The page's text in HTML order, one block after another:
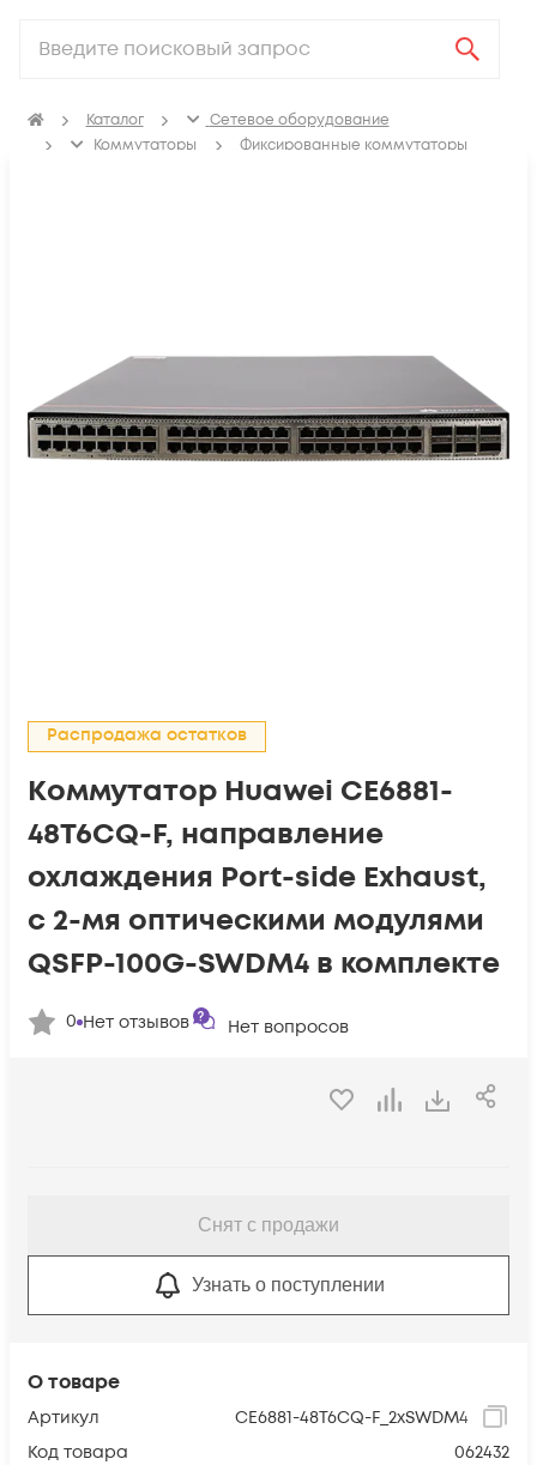
Каталог
Сетевое оборудование
Коммутаторы
Фиксированные коммутаторы
О товаре
Артикул
CE6881-48T6CQ-F_2xSWDM4
Код товара
062432
Распродажа остатков
Коммутатор Huawei CE6881-
48T6CQ-F, направление
охлаждения Port-side Exhaust,
с 2-мя оптическими модулями
QSFP-100G-SWDM4 в комплекте
0 Нет отзывов Нет вопросов
Снят с продажи
Узнать о поступлении